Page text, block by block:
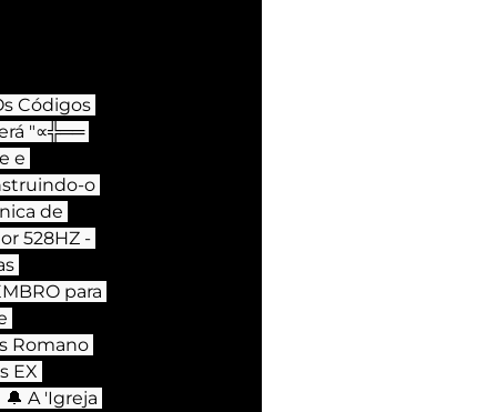
Códigos
"∝╬══
e
o
de
528HZ -
para
Romano
EX
A 'Igreja